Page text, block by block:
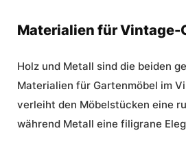
Materialien für Vintage-
Holz und Metall sind die beiden
Materialien für Gartenmöbel im
verleiht den Möbelstücken eine
während Metall eine filigrane